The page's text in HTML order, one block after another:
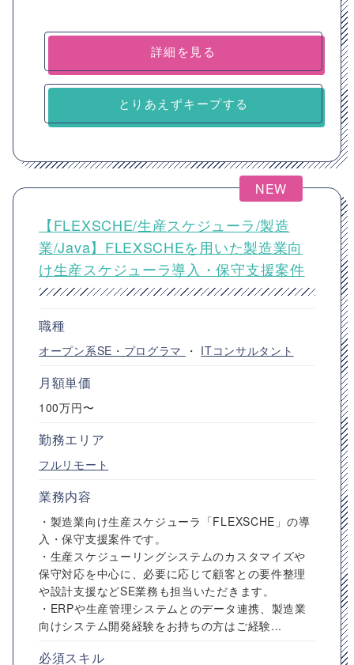
詳細を見る
とりあえずキープする
NEW
【FLEXSCHE/生産スケジューラ/製造
業/Java】FLEXSCHEを用いた製造業向
け生産スケジューラ導入・保守支援案件
職種
オープン系SE・プログラマ ・ ITコンサルタント
月額単価
100万円〜
勤務エリア
フルリモート
業務内容
・製造業向け生産スケジューラ「FLEXSCHE」の導
入・保守支援案件です。
・生産スケジューリングシステムのカスタマイズや
保守対応を中心に、必要に応じて顧客との要件整理
や設計支援などSE業務も担当いただきます。
・ERPや生産管理システムとのデータ連携、製造業
向けシステム開発経験をお持ちの方はご経験...
必須スキル